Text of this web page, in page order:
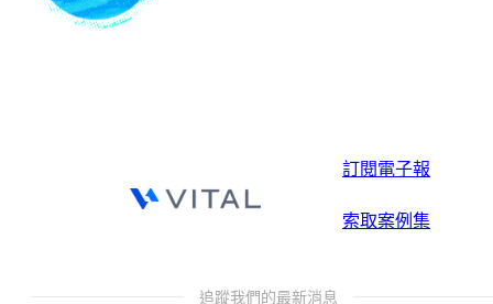
訂閱電子報
索取案例集
追蹤我們的最新消息